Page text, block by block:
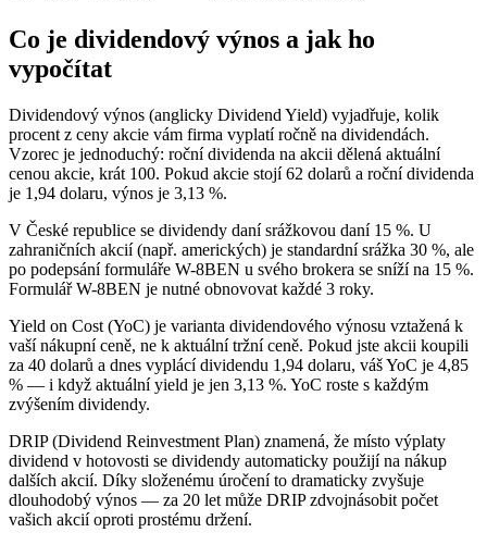
Co je dividendový výnos a jak ho
vypočítat
Dividendový výnos (anglicky Dividend Yield) vyjadřuje, kolik
procent z ceny akcie vám firma vyplatí ročně na dividendách.
Vzorec je jednoduchý: roční dividenda na akcii dělená aktuální
cenou akcie, krát 100. Pokud akcie stojí 62 dolarů a roční dividenda
je 1,94 dolaru, výnos je 3,13 %.
V České republice se dividendy daní srážkovou daní 15 %. U
zahraničních akcií (např. amerických) je standardní srážka 30 %, ale
po podepsání formuláře W-8BEN u svého brokera se sníží na 15 %.
Formulář W-8BEN je nutné obnovovat každé 3 roky.
Yield on Cost (YoC) je varianta dividendového výnosu vztažená k
vaší nákupní ceně, ne k aktuální tržní ceně. Pokud jste akcii koupili
za 40 dolarů a dnes vyplácí dividendu 1,94 dolaru, váš YoC je 4,85
% — i když aktuální yield je jen 3,13 %. YoC roste s každým
zvýšením dividendy.
DRIP (Dividend Reinvestment Plan) znamená, že místo výplaty
dividend v hotovosti se dividendy automaticky použijí na nákup
dalších akcií. Díky složenému úročení to dramaticky zvyšuje
dlouhodobý výnos — za 20 let může DRIP zdvojnásobit počet
vašich akcií oproti prostému držení.